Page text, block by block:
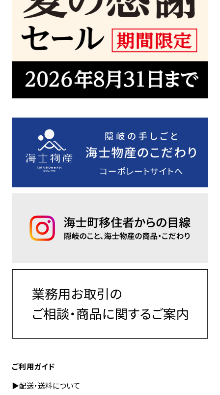
ご利用ガイド
▶︎配送・送料について